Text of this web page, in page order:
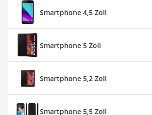
Smartphone 4,5 Zoll
Smartphone 5 Zoll
Smartphone 5,2 Zoll
Smartphone 5,5 Zoll